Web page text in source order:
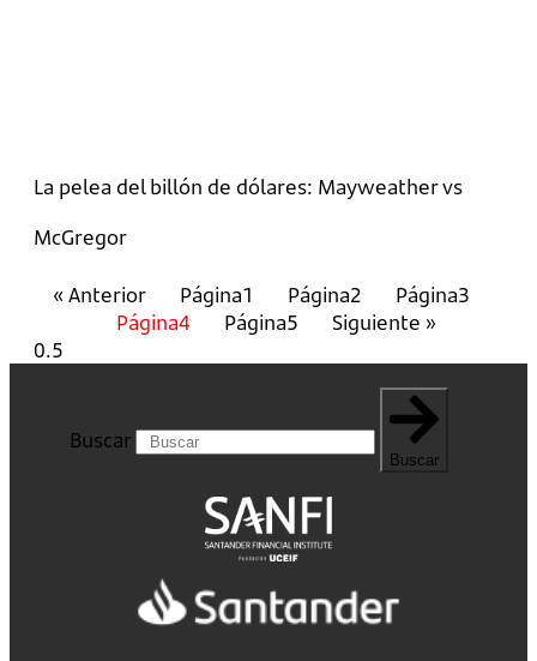
La pelea del billón de dólares: Mayweather vs
McGregor
« Anterior Página1 Página2 Página3
Página4 Página5 Siguiente »
Buscar
Buscar